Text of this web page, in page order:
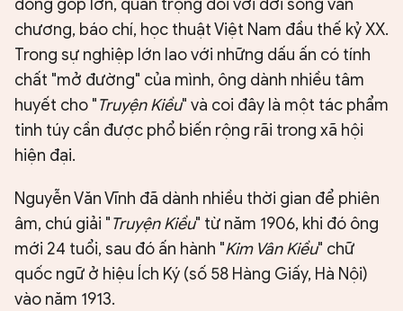
đóng góp lớn, quan trọng đối với đời sống văn
chương, báo chí, học thuật Việt Nam đầu thế kỷ XX.
Trong sự nghiệp lớn lao với những dấu ấn có tính
chất "mở đường" của mình, ông dành nhiều tâm
huyết cho "Truyện Kiều" và coi đây là một tác phẩm
tinh túy cần được phổ biến rộng rãi trong xã hội
hiện đại.
Nguyễn Văn Vĩnh đã dành nhiều thời gian để phiên
âm, chú giải "Truyện Kiều" từ năm 1906, khi đó ông
mới 24 tuổi, sau đó ấn hành "Kim Vân Kiều" chữ
quốc ngữ ở hiệu Ích Ký (số 58 Hàng Giấy, Hà Nội)
vào năm 1913.